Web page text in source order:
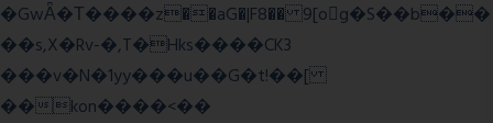
�GwǞ�Τ����z��aG�|F8�� 9[og�S��b��
��s,X�Rv-�,T�Hks����CK3
���v�N�1yy���u��G�t!��[
��kon����<��